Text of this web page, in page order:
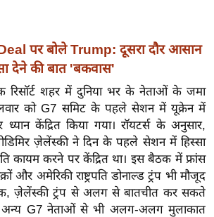
पर बोले Trump: दूसरा दौर आसान
देने की बात 'बकवास'
रिसॉर्ट शहर में दुनिया भर के नेताओं के जमा
को G7 समिट के पहले सेशन में यूक्रेन में
केंद्रित किया गया। रॉयटर्स के अनुसार,
ज़ेलेंस्की ने दिन के पहले सेशन में हिस्सा
कायम करने पर केंद्रित था। इस बैठक में फ्रांस
और अमेरिकी राष्ट्रपति डोनाल्ड ट्रंप भी मौजूद
ज़ेलेंस्की ट्रंप से अलग से बातचीत कर सकते
अन्य G7 नेताओं से भी अलग-अलग मुलाकात